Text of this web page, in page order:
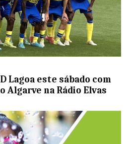
Lagoa este sábado com
Algarve na Rádio Elvas